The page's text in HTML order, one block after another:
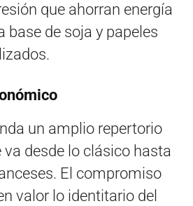
que ahorran energía
base de soja y papeles
un amplio repertorio
va desde lo clásico hasta
El compromiso
valor lo identitario del